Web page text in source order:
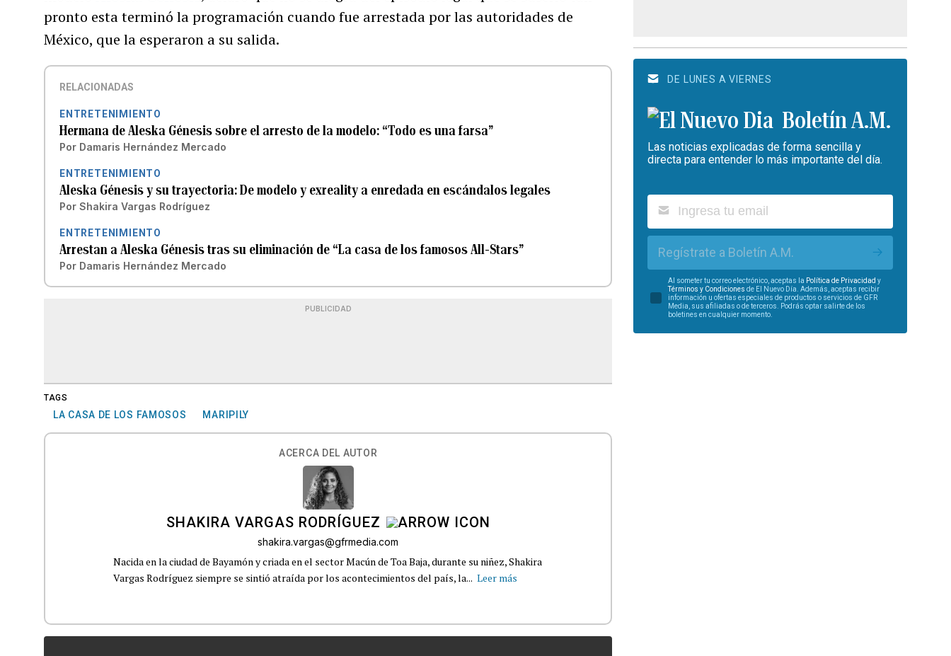
pronto esta terminó la programación cuando fue arrestada por las autoridades de
México, que la esperaron a su salida.
RELACIONADAS
ENTRETENIMIENTO
Hermana de Aleska Génesis sobre el arresto de la modelo: “Todo es una farsa”
Por Damaris Hernández Mercado
ENTRETENIMIENTO
Aleska Génesis y su trayectoria: De modelo y exreality a enredada en escándalos legales
Por Shakira Vargas Rodríguez
ENTRETENIMIENTO
Arrestan a Aleska Génesis tras su eliminación de “La casa de los famosos All-Stars”
Por Damaris Hernández Mercado
PUBLICIDAD
TAGS
LA CASA DE LOS FAMOSOS MARIPILY
ACERCA DEL AUTOR
SHAKIRA VARGAS RODRÍGUEZ
shakira.vargas@gfrmedia.com
Nacida en la ciudad de Bayamón y criada en el sector Macún de Toa Baja, durante su niñez, Shakira
Vargas Rodríguez siempre se sintió atraída por los acontecimientos del país, la... Leer más
DE LUNES A VIERNES
Boletín A.M.
Las noticias explicadas de forma sencilla y
directa para entender lo más importante del día.
Regístrate a Boletín A.M.
Al someter tu correo electrónico, aceptas la Política de Privacidad y
Términos y Condiciones de El Nuevo Día. Además, aceptas recibir
información u ofertas especiales de productos o servicios de GFR
Media, sus afiliadas o de terceros. Podrás optar salirte de los
boletines en cualquier momento.